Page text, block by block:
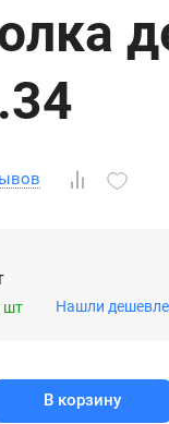
шт Нашли
В корзину